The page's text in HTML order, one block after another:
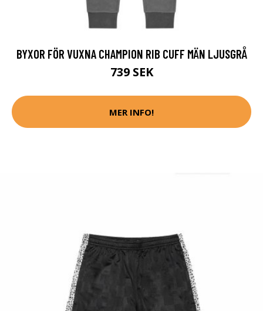
BYXOR FÖR VUXNA CHAMPION RIB CUFF MÄN LJUSGRÅ
739 SEK
MER INFO!